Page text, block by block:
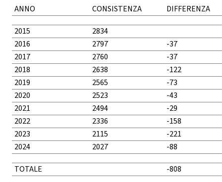
ANNO
CONSISTENZA DIFFERENZA
2015
2834
2016
2797
-37
2017
2760
-37
2018
2638
-122
2019
2565
-73
2020
2523
-43
2021
2494
-29
2022
2336
-158
2023
2115
-221
2024
2027 -88
TOTALE
-808